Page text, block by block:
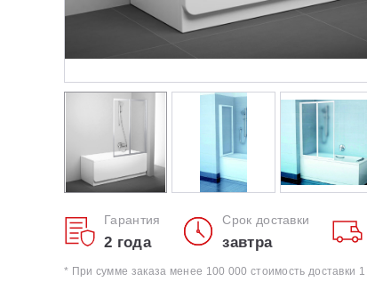
Гарантия
2 года
Срок доставки
завтра
* При сумме заказа менее 100 000 стоимость доставки